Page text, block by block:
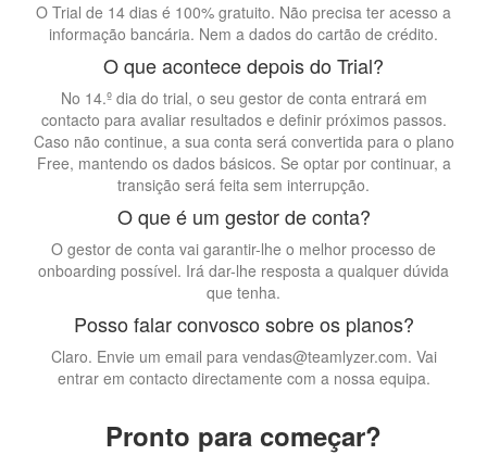
O Trial de 14 dias é 100% gratuito. Não precisa ter acesso a
informação bancária. Nem a dados do cartão de crédito.
O que acontece depois do Trial?
No 14.º dia do trial, o seu gestor de conta entrará em
contacto para avaliar resultados e definir próximos passos.
Caso não continue, a sua conta será convertida para o plano
Free, mantendo os dados básicos. Se optar por continuar, a
transição será feita sem interrupção.
O que é um gestor de conta?
O gestor de conta vai garantir-lhe o melhor processo de
onboarding possível. Irá dar-lhe resposta a qualquer dúvida
que tenha.
Posso falar convosco sobre os planos?
Claro. Envie um email para vendas@teamlyzer.com. Vai
entrar em contacto directamente com a nossa equipa.
Pronto para começar?